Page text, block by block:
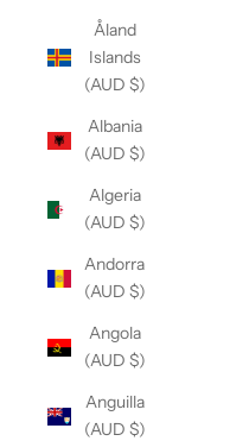
Åland
Islands
(AUD $)
Albania
(AUD $)
Algeria
(AUD $)
Andorra
(AUD $)
Angola
(AUD $)
Anguilla
(AUD $)